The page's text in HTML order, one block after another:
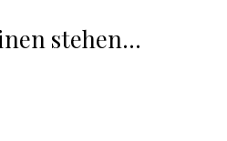
stehen…